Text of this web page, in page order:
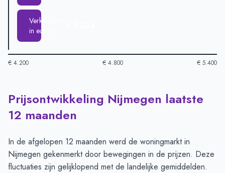
Verkoopprijs
in euro's
€ 4.200 € 4.800 € 5.400
Huizenprijzen in Nijmegen per m2-Afgelopen 3 maanden
Type
Vraagprijs in euro's
Verkoopprijs in euro's
€ 5.334
Prijsontwikkeling Nijmegen laatste
12 maanden
In de afgelopen 12 maanden werd de woningmarkt in
Nijmegen gekenmerkt door bewegingen in de prijzen. Deze
fluctuaties zijn gelijklopend met de landelijke gemiddelden.